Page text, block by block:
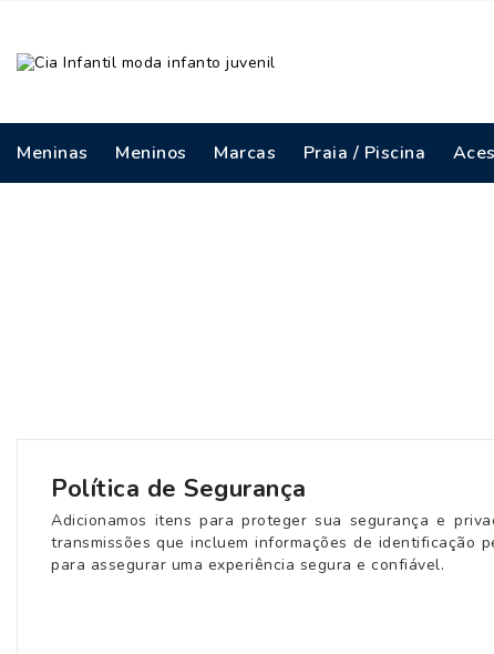
Meninas Meninos Marcas Praia / Piscina
Política de Segurança
Adicionamos itens para proteger sua segurança e
transmissões que incluem informações de identificação
para assegurar uma experiência segura e confiável.